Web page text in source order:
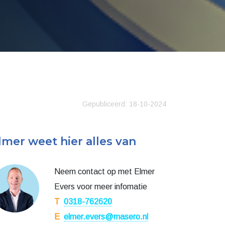
Gepubliceerd: 18-10-2024
weet hier alles van